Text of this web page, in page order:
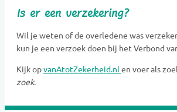
Crematoria
Dragers
Gedenkobjecten
Gedenksieraden
Is er een verzekering?
Wil je weten of de overledene was
kun je een verzoek doen bij het Verbond
Kijk opvanAtotZekerheid.nl en voer als
zoek.